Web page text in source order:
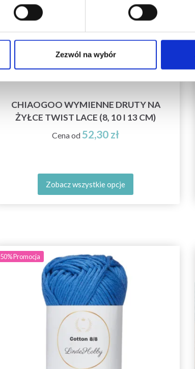
Zezwól na wybór
CHIAOGOO WYMIENNE DRUTY NA
ŻYŁCE TWIST LACE (8, 10 I 13 CM)
Cena od 52,30 zł
Zobacz wszystkie opcje
50%Promocja